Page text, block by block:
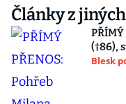
Články z
(†86),
Blesk